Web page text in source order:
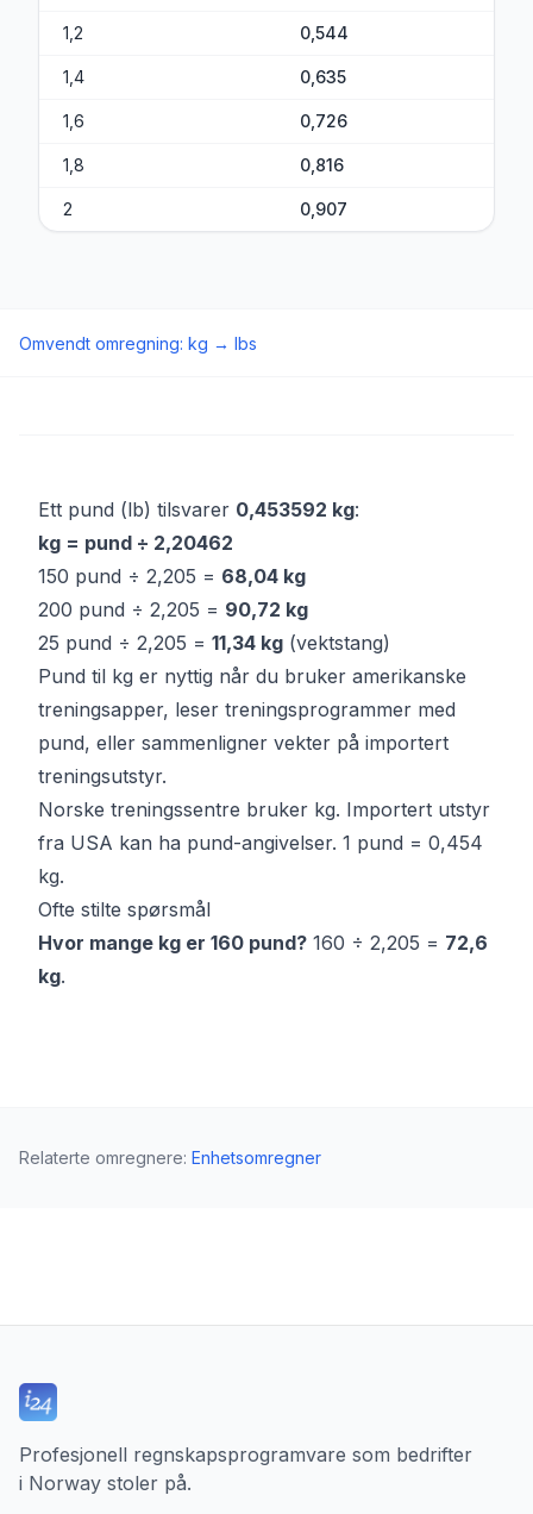
1,2 0,544
1,4 0,635
1,6 0,726
1,8 0,816
2 0,907
Omvendt omregning: kg → lbs
Ett pund (lb) tilsvarer 0,453592 kg:
kg = pund ÷ 2,20462
150 pund ÷ 2,205 = 68,04 kg
200 pund ÷ 2,205 = 90,72 kg
25 pund ÷ 2,205 = 11,34 kg (vektstang)
Pund til kg er nyttig når du bruker amerikanske
treningsapper, leser treningsprogrammer med
pund, eller sammenligner vekter på importert
treningsutstyr.
Norske treningssentre bruker kg. Importert utstyr
fra USA kan ha pund-angivelser. 1 pund = 0,454
kg.
Ofte stilte spørsmål
Hvor mange kg er 160 pund? 160 ÷ 2,205 = 72,6
kg.
Relaterte omregnere: Enhetsomregner
Profesjonell regnskapsprogramvare som bedrifter
i Norway stoler på.